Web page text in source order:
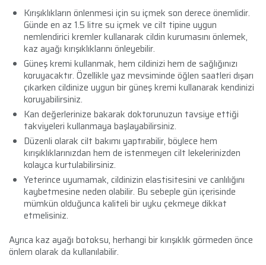
Kırışıklıkların önlenmesi için su içmek son derece önemlidir.
Günde en az 1.5 litre su içmek ve cilt tipine uygun
nemlendirici kremler kullanarak cildin kurumasını önlemek,
kaz ayağı kırışıklıklarını önleyebilir.
Güneş kremi kullanmak, hem cildinizi hem de sağlığınızı
koruyacaktır. Özellikle yaz mevsiminde öğlen saatleri dışarı
çıkarken cildinize uygun bir güneş kremi kullanarak kendinizi
koruyabilirsiniz.
Kan değerlerinize bakarak doktorunuzun tavsiye ettiği
takviyeleri kullanmaya başlayabilirsiniz.
Düzenli olarak cilt bakımı yaptırabilir, böylece hem
kırışıklıklarınızdan hem de istenmeyen cilt lekelerinizden
kolayca kurtulabilirsiniz.
Yeterince uyumamak, cildinizin elastisitesini ve canlılığını
kaybetmesine neden olabilir. Bu sebeple gün içerisinde
mümkün olduğunca kaliteli bir uyku çekmeye dikkat
etmelisiniz.
Ayrıca kaz ayağı botoksu, herhangi bir kırışıklık görmeden önce
önlem olarak da kullanılabilir.